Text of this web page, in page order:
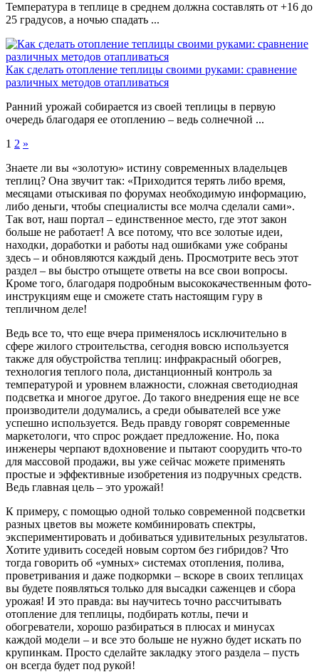
Температура в теплице в среднем должна составлять от +16 до
25 градусов, а ночью спадать ...
Как сделать отопление теплицы своими руками: сравнение
различных методов отапливаться
Ранний урожай собирается из своей теплицы в первую
очередь благодаря ее отоплению – ведь солнечной ...
1 2 »
Знаете ли вы «золотую» истину современных владельцев
теплиц? Она звучит так: «Приходится терять либо время,
месяцами отыскивая по форумах необходимую информацию,
либо деньги, чтобы специалисты все молча сделали сами».
Так вот, наш портал – единственное место, где этот закон
больше не работает! А все потому, что все золотые идеи,
находки, доработки и работы над ошибками уже собраны
здесь – и обновляются каждый день. Просмотрите весь этот
раздел – вы быстро отыщете ответы на все свои вопросы.
Кроме того, благодаря подробным высококачественным фото-
инструкциям еще и сможете стать настоящим гуру в
тепличном деле!
Ведь все то, что еще вчера применялось исключительно в
сфере жилого строительства, сегодня вовсю используется
также для обустройства теплиц: инфракрасный обогрев,
технология теплого пола, дистанционный контроль за
температурой и уровнем влажности, сложная светодиодная
подсветка и многое другое. До такого внедрения еще не все
производители додумались, а среди обывателей все уже
успешно используется. Ведь правду говорят современные
маркетологи, что спрос рождает предложение. Но, пока
инженеры черпают вдохновение и пытают соорудить что-то
для массовой продажи, вы уже сейчас можете применять
простые и эффективные изобретения из подручных средств.
Ведь главная цель – это урожай!
К примеру, с помощью одной только современной подсветки
разных цветов вы можете комбинировать спектры,
экспериментировать и добиваться удивительных результатов.
Хотите удивить соседей новым сортом без гибридов? Что
тогда говорить об «умных» системах отопления, полива,
проветривания и даже подкормки – вскоре в своих теплицах
вы будете появляться только для высадки саженцев и сбора
урожая! И это правда: вы научитесь точно рассчитывать
отопление для теплицы, подбирать котлы, печи и
обогреватели, хорошо разбираться в плюсах и минусах
каждой модели – и все это больше не нужно будет искать по
крупинкам. Просто сделайте закладку этого раздела – пусть
он всегда будет под рукой!